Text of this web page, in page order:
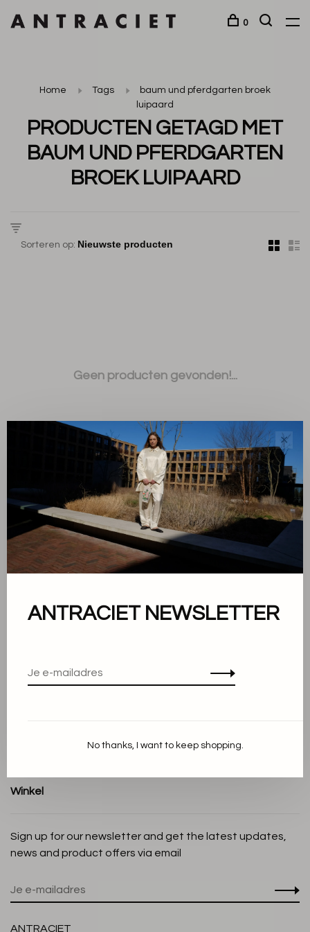
0
Home Tags
baum und pferdgarten broek
luipaard
PRODUCTEN GETAGD MET
BAUM UND PFERDGARTEN
BROEK LUIPAARD
Sorteren op:
Geen producten gevonden!...
Sorteren op:
Toon 1 - 0 van 0
Privacy Policy
Verzenden en Retourneren
Winkel
Sign up for our newsletter and get the latest updates,
news and product offers via email
ANTRACIET
✕
ANTRACIET NEWSLETTER
No thanks, I want to keep shopping.